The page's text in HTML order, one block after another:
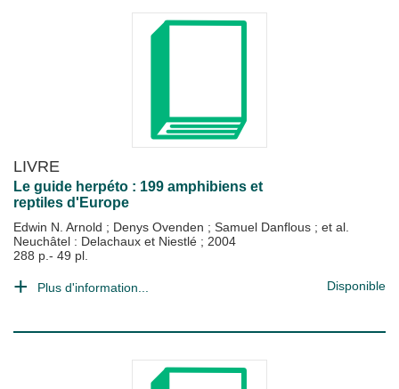
LIVRE
Le guide herpéto : 199 amphibiens et
reptiles d'Europe
Edwin N. Arnold ; Denys Ovenden ; Samuel Danflous ; et al.
Neuchâtel : Delachaux et Niestlé ; 2004
288 p.- 49 pl.
Plus d'information... Disponible